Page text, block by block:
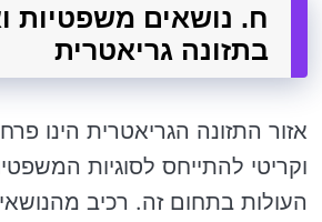
ח. נושאים משפטיות
בתזונה גריאטרית
אזור התזונה הגריאטרית הינו
וקריטי להתייחס לסוגיות
העולות בתחום זה. רכיב